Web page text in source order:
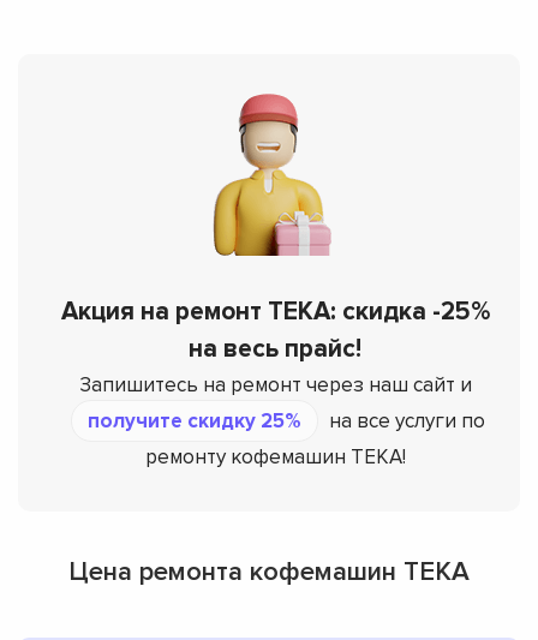
Акция на ремонт TEKA: скидка -25%
на весь прайс!
Запишитесь на ремонт через наш сайт и
получите скидку 25%
на все услуги по
ремонту кофемашин TEKA!
Цена ремонта кофемашин TEKA